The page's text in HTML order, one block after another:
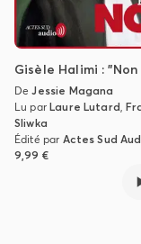
Gisèle Halimi :
DeJessie Magana
Lu parLaure Lutard,
Sliwka
Édité par Actes Sud
9,99 €